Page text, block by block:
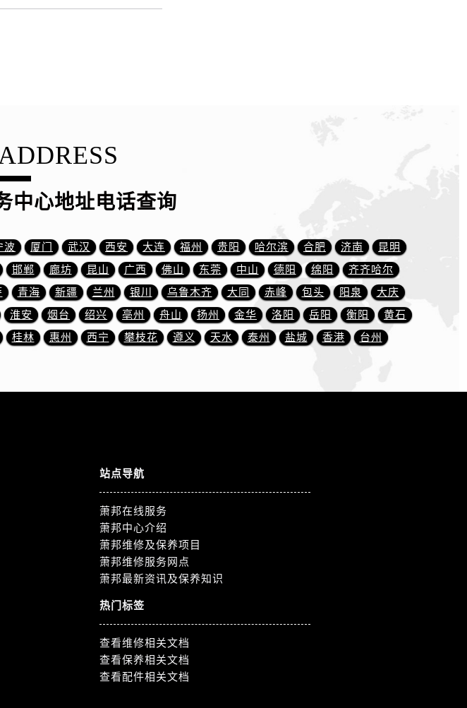
预约）
中心（需提前预约）
中心（需提前预约）
服务中心（需提前预约）
心（需提前预约）
约）
）
）
服务中心（需提前预约）
预约）
预约）
前预约）
中心地址电话查询
波 厦门 武汉 西安 大连 福州 贵阳 哈尔滨 合肥 济南
昆明
邯郸 廊坊 昆山 广西 佛山 东莞 中山 德阳 绵阳
齐齐哈尔
青海 新疆 兰州 银川 乌鲁木齐 大同 赤峰 包头 阳泉
大庆
淮安 烟台 绍兴 亳州 舟山 扬州 金华 洛阳 岳阳 衡阳
黄石
桂林 惠州 西宁 攀枝花 遵义 天水 泰州 盐城 香港 台州
站点导航
萧邦在线服务
萧邦中心介绍
萧邦维修及保养项目
萧邦维修服务网点
萧邦最新资讯及保养知识
热门标签
查看维修相关文档
查看保养相关文档
查看配件相关文档